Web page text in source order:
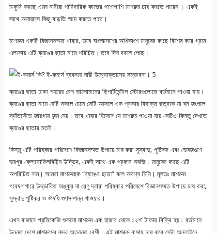
চাকুরি করছে এমন নারীরা পারিবারিক কাজের পাশাপাশি মাশরুম চাষ করতে পারেন । একই
সাথে অনায়াসে কিছু বাড়তি আয় করতে পারে।
মাশরুম একটি বিজ্ঞানসম্মত খাবার, তবে বাংলাদেশের অধিকাংশ মানুষের কাছে বিশেষ করে গ্রাম
এলাকায় এটি ব্যাঙের ছাতা নামে পরিচিত। তবে দিন বদলে গেছে।
ব্যাঙের ছাতা ঢাকা শহরের বেশ ভালোমানের ডিপার্টমেন্টাল স্টোরগুলোতে বর্তমানে পাওয়া যায়।
ব্যাঙের ছাতা নামে যেটি সকলে চেনে সেটি আসলে এক প্রকার বিষাক্ত ছত্রাক যা বন জংগলে
স্যাঁতসেঁতে জায়গায় জন্ম নেয়। তবে খাবার হিসেবে যে মাশরুম পাওয়া যায় সেটিও কিন্তু দেখতে
ব্যাঙের ছাতার মতই।
কিন্তু এটি পরিষ্কার পরিবেশে বিজ্ঞানসম্মত উপায়ে চাষ করা সুস্বাদু, পুষ্টিকর এবং ভেষজগুণে
ভরপুর ক্লোরোফিলবিহীন উদ্ভিদ, একই সাথে এক প্রকার সবজি। মানুষের কাছে এটি
অপরিচিত নাম। আমরা মাশরুমকে “ব্যাঙের ছাতা” বলে অবশ্য চিনি। মূলতঃ মাশরুম
গবেষণাগারে উদ্ভাবিত অঙ্কুর বা রেণু দ্বারা পরিষ্কার পরিবেশে বিজ্ঞানসম্মত উপায়ে চাষ করা,
সুস্বাদু পুষ্টিকর ও ঔষধি গুণসম্পন্ন খাওয়ার।
এখন বাজারে প্রতিকেজি শুকনো মাশরুম এক হাজার থেকে ১২শ’ টাকায় বিক্রি হয়। বর্তমানে
উন্নত দেশে মাশরুমের কদর অত্যন্ত বেশী। এই মাশরুম বাসায় চাষ করে সেটা অনলাইনে